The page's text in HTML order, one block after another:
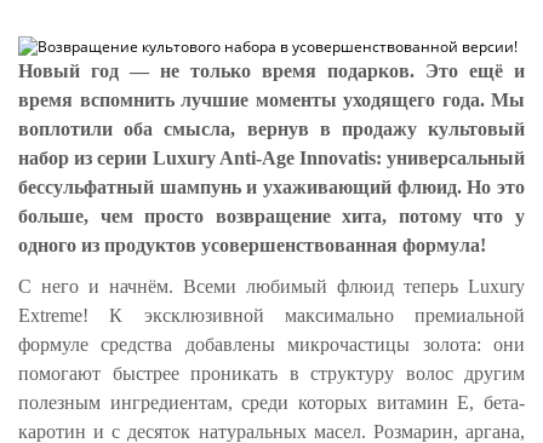
Новый год — не только время подарков. Это ещё и
время вспомнить лучшие моменты уходящего года. Мы
воплотили оба смысла, вернув в продажу культовый
набор из серии Luxury Anti-Age Innovatis: универсальный
бессульфатный шампунь и ухаживающий флюид. Но это
больше, чем просто возвращение хита, потому что у
одного из продуктов усовершенствованная формула!
С него и начнём. Всеми любимый флюид теперь Luxury
Extreme! К эксклюзивной максимально премиальной
формуле средства добавлены микрочастицы золота: они
помогают быстрее проникать в структуру волос другим
полезным ингредиентам, среди которых витамин Е, бета-
каротин и с десяток натуральных масел. Розмарин, аргана,